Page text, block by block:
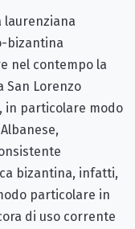
laurenziana
bizantina
nel contempo la
San Lorenzo
in particolare modo
bizantina, infatti,
particolare in
di uso corrente